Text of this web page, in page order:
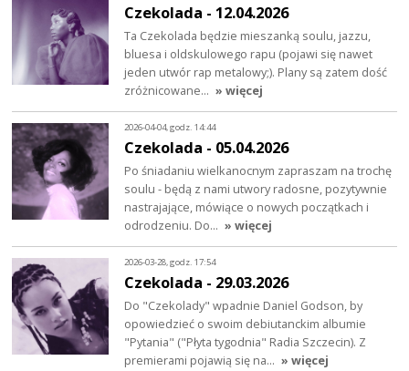
Czekolada - 12.04.2026
Ta Czekolada będzie mieszanką soulu, jazzu,
bluesa i oldskulowego rapu (pojawi się nawet
jeden utwór rap metalowy;). Plany są zatem dość
zróżnicowane… » więcej
2026-04-04, godz. 14:44
Czekolada - 05.04.2026
Po śniadaniu wielkanocnym zapraszam na trochę
soulu - będą z nami utwory radosne, pozytywnie
nastrajające, mówiące o nowych początkach i
odrodzeniu. Do… » więcej
2026-03-28, godz. 17:54
Czekolada - 29.03.2026
Do "Czekolady" wpadnie Daniel Godson, by
opowiedzieć o swoim debiutanckim albumie
"Pytania" ("Płyta tygodnia" Radia Szczecin). Z
premierami pojawią się na… » więcej